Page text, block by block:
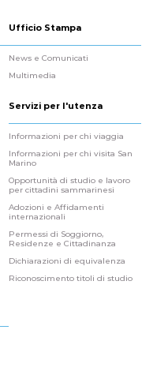
Ufficio Stampa
News e Comunicati
Multimedia
Servizi per l'utenza
Informazioni per chi viaggia
Informazioni per chi visita San
Marino
Opportunità di studio e lavoro
per cittadini sammarinesi
Adozioni e Affidamenti
internazionali
Permessi di Soggiorno,
Residenze e Cittadinanza
Dichiarazioni di equivalenza
Riconoscimento titoli di studio